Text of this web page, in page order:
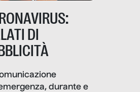
DI
durante e